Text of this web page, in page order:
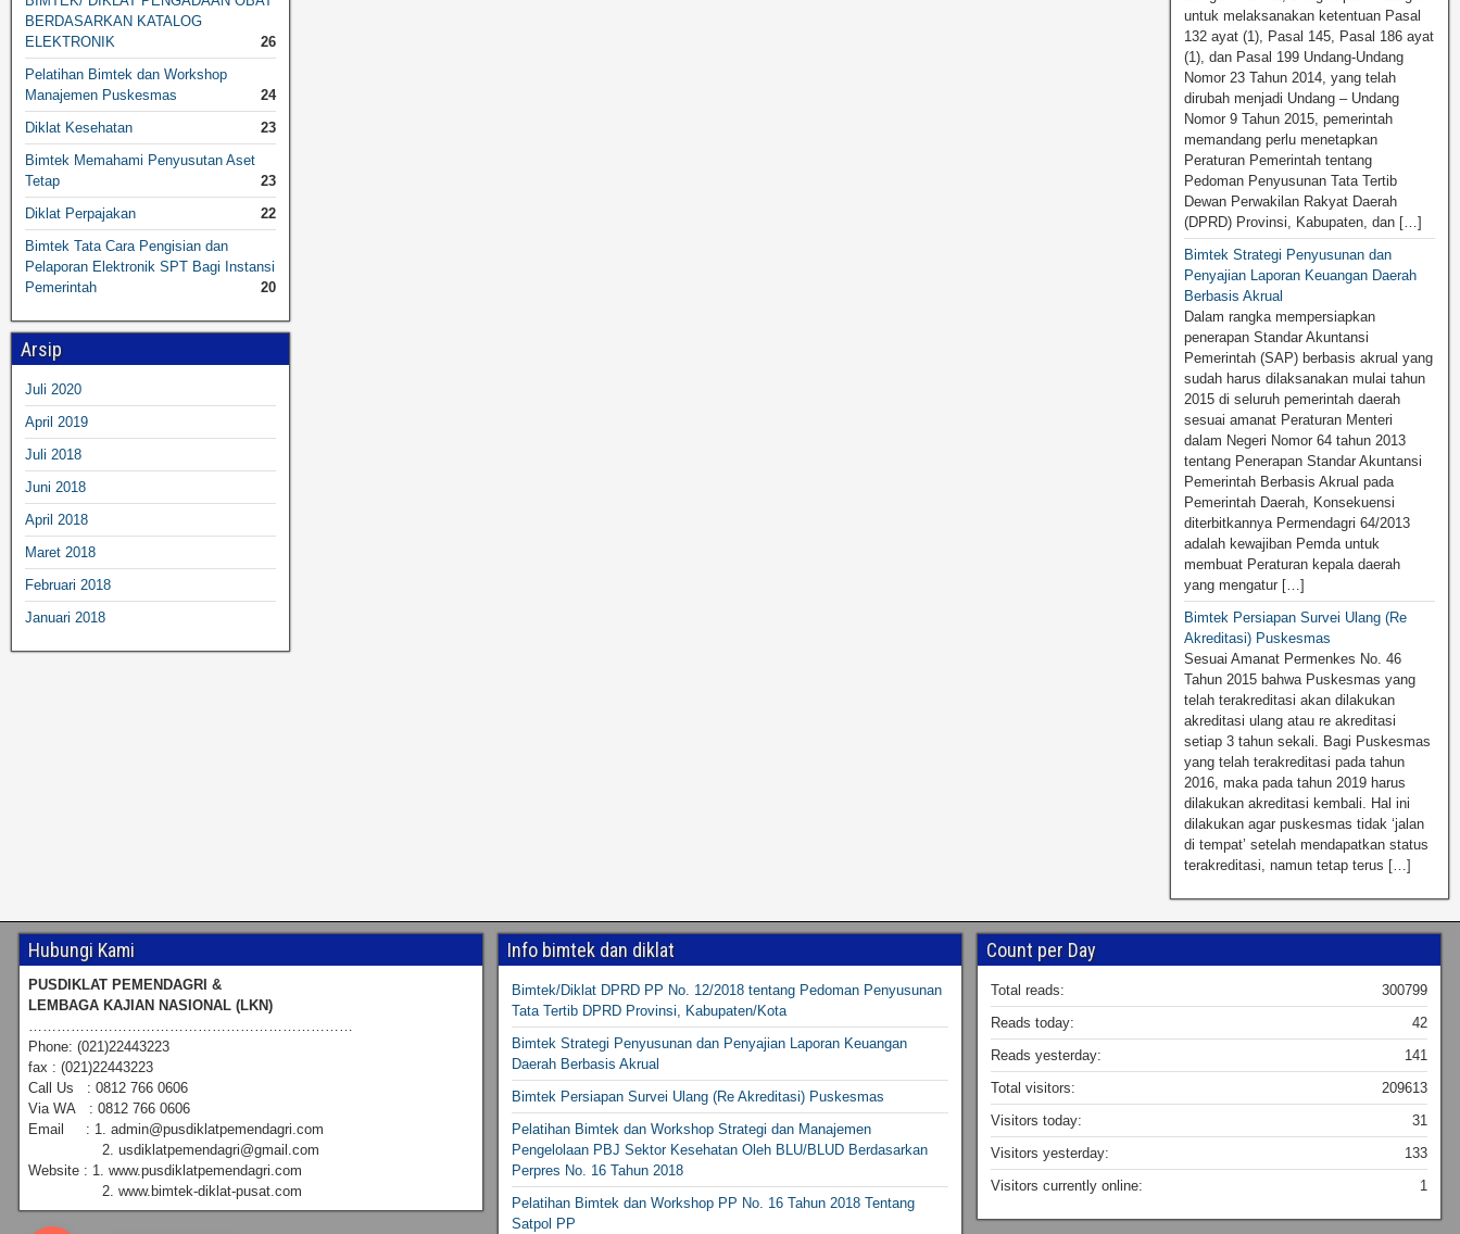
BERDASARKAN KATALOG
ELEKTRONIK
26
Pelatihan Bimtek dan Workshop
Manajemen Puskesmas
24
Diklat Kesehatan
23
Bimtek Memahami Penyusutan Aset
Tetap
23
Diklat Perpajakan
22
Bimtek Tata Cara Pengisian dan
Pelaporan Elektronik SPT Bagi Instansi
Pemerintah
20
Arsip
Juli 2020
April 2019
Juli 2018
Juni 2018
April 2018
Maret 2018
Februari 2018
Januari 2018
untuk melaksanakan ketentuan Pasal
132 ayat (1), Pasal 145, Pasal 186 ayat
(1), dan Pasal 199 Undang-Undang
Nomor 23 Tahun 2014, yang telah
dirubah menjadi Undang – Undang
Nomor 9 Tahun 2015, pemerintah
memandang perlu menetapkan
Peraturan Pemerintah tentang
Pedoman Penyusunan Tata Tertib
Dewan Perwakilan Rakyat Daerah
(DPRD) Provinsi, Kabupaten, dan […]
Bimtek Strategi Penyusunan dan
Penyajian Laporan Keuangan Daerah
Berbasis Akrual
Dalam rangka mempersiapkan
penerapan Standar Akuntansi
Pemerintah (SAP) berbasis akrual yang
sudah harus dilaksanakan mulai tahun
2015 di seluruh pemerintah daerah
sesuai amanat Peraturan Menteri
dalam Negeri Nomor 64 tahun 2013
tentang Penerapan Standar Akuntansi
Pemerintah Berbasis Akrual pada
Pemerintah Daerah, Konsekuensi
diterbitkannya Permendagri 64/2013
adalah kewajiban Pemda untuk
membuat Peraturan kepala daerah
yang mengatur […]
Bimtek Persiapan Survei Ulang (Re
Akreditasi) Puskesmas
Sesuai Amanat Permenkes No. 46
Tahun 2015 bahwa Puskesmas yang
telah terakreditasi akan dilakukan
akreditasi ulang atau re akreditasi
setiap 3 tahun sekali. Bagi Puskesmas
yang telah terakreditasi pada tahun
2016, maka pada tahun 2019 harus
dilakukan akreditasi kembali. Hal ini
dilakukan agar puskesmas tidak ‘jalan
di tempat’ setelah mendapatkan status
terakreditasi, namun tetap terus […]
Hubungi Kami
PUSDIKLAT PEMENDAGRI &
LEMBAGA KAJIAN NASIONAL (LKN)
Phone: (021)22443223
fax : (021)22443223
Call Us : 0812 766 0606
Via WA : 0812 766 0606
Email : 1. admin@pusdiklatpemendagri.com
2. usdiklatpemendagri@gmail.com
Website : 1. www.pusdiklatpemendagri.com
2. www.bimtek-diklat-pusat.com
Info bimtek dan diklat
Bimtek/Diklat DPRD PP No. 12/2018 tentang Pedoman Penyusunan
Tata Tertib DPRD Provinsi, Kabupaten/Kota
Bimtek Strategi Penyusunan dan Penyajian Laporan Keuangan
Daerah Berbasis Akrual
Bimtek Persiapan Survei Ulang (Re Akreditasi) Puskesmas
Pelatihan Bimtek dan Workshop Strategi dan Manajemen
Pengelolaan PBJ Sektor Kesehatan Oleh BLU/BLUD Berdasarkan
Perpres No. 16 Tahun 2018
Pelatihan Bimtek dan Workshop PP No. 16 Tahun 2018 Tentang
Satpol PP
Count per Day
300799
Total reads:
42
Reads today:
141
Reads yesterday:
209613
Total visitors:
31
Visitors today:
133
Visitors yesterday:
1
Visitors currently online: